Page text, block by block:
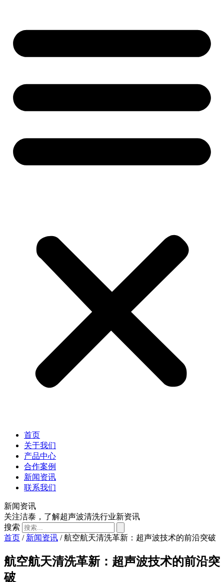
首页
关于我们
产品中心
合作案例
新闻资讯
联系我们
新闻资讯
关注洁泰，了解超声波清洗行业新资讯
搜索
首页 / 新闻资讯 / 航空航天清洗革新：超声波技术的前沿突破
航空航天清洗革新：超声波技术的前沿突
破